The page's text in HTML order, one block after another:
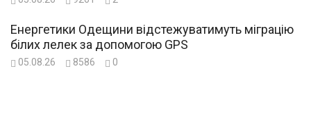
Енергетики Одещини відстежуватимуть міграцію
білих лелек за допомогою GPS
05.08.26 8586 0